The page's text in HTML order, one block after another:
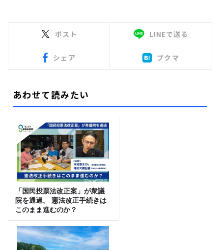
ポスト LINEで送る
シェア ブクマ
あわせて読みたい
「国民投票法改正案」が衆議
院を通過。 憲法改正手続きは
このまま進むのか？